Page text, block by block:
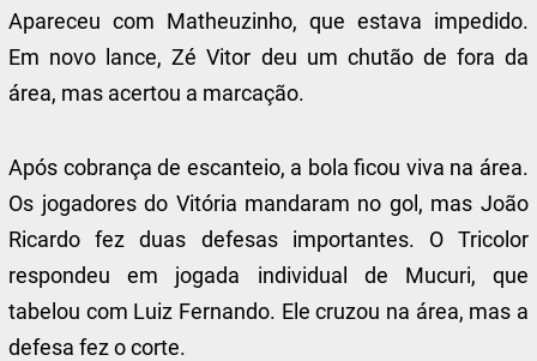
Apareceu com Matheuzinho, que estava impedido.
Em novo lance, Zé Vitor deu um chutão de fora da
área, mas acertou a marcação.
Após cobrança de escanteio, a bola ficou viva na área.
Os jogadores do Vitória mandaram no gol, mas João
Ricardo fez duas defesas importantes. O Tricolor
respondeu em jogada individual de Mucuri, que
tabelou com Luiz Fernando. Ele cruzou na área, mas a
defesa fez o corte.